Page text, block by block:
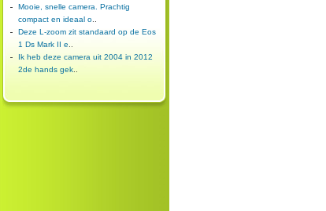
Mooie, snelle camera. Prachtig
compact en ideaal o..
Deze L-zoom zit standaard op de Eos
1 Ds Mark II e
Ik heb deze camera uit 2004 in 2012
2de hands gek..